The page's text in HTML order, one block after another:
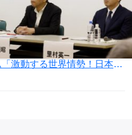
7月20日第3回国際フォーラム「激動する世界情勢！日本の針路を問う」開催